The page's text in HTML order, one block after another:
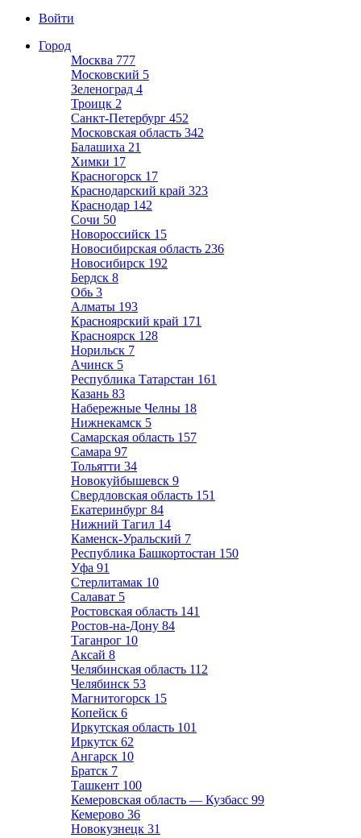
Войти
Город
Москва 777
Московский 5
Зеленоград 4
Троицк 2
Санкт-Петербург 452
Московская область 342
Балашиха 21
Химки 17
Красногорск 17
Краснодарский край 323
Краснодар 142
Сочи 50
Новороссийск 15
Новосибирская область 236
Новосибирск 192
Бердск 8
Обь 3
Алматы 193
Красноярский край 171
Красноярск 128
Норильск 7
Ачинск 5
Республика Татарстан 161
Казань 83
Набережные Челны 18
Нижнекамск 5
Самарская область 157
Самара 97
Тольятти 34
Новокуйбышевск 9
Свердловская область 151
Екатеринбург 84
Нижний Тагил 14
Каменск-Уральский 7
Республика Башкортостан 150
Уфа 91
Стерлитамак 10
Салават 5
Ростовская область 141
Ростов-на-Дону 84
Таганрог 10
Аксай 8
Челябинская область 112
Челябинск 53
Магнитогорск 15
Копейск 6
Иркутская область 101
Иркутск 62
Ангарск 10
Братск 7
Ташкент 100
Кемеровская область — Кузбасс 99
Кемерово 36
Новокузнецк 31